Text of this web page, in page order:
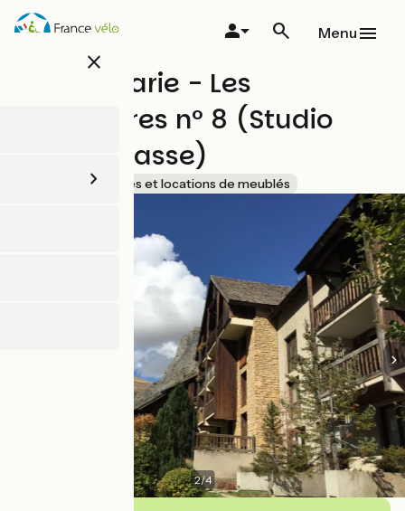
Aller
au
close
Menu
Poulet Marie - Les
Enfetchores n° 8 (Studio
avec terrasse)
Accueil Vélo Gîtes et locations de meublés
2/4